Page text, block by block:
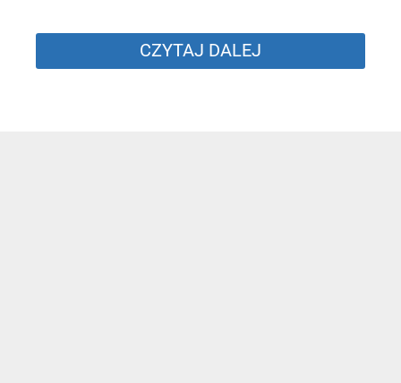
CZYTAJ DALEJ